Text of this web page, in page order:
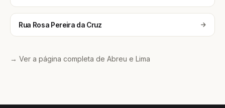
Rua Rosa Pereira da Cruz
→ Ver a página completa de Abreu e Lima